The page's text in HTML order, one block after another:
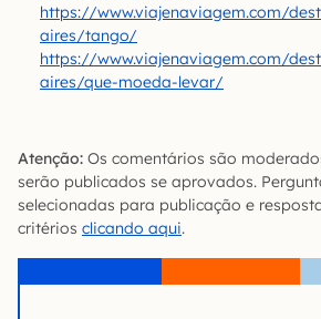
https://www.viajenaviagem.com/
aires/tango/
https://www.viajenaviagem.com/
aires/que-moeda-levar/
Atenção: Os comentários são
serão publicados se aprovados.
selecionadas para publicação e
critérios clicando aqui.